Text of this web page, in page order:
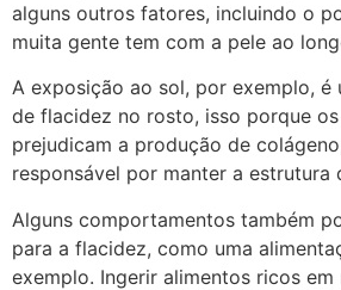
alguns outros fatores, incluindo o
muita gente tem com a pele ao
A exposição ao sol, por exemplo, é
de flacidez no rosto, isso porque
prejudicam a produção de
responsável por manter a estrutura
Alguns comportamentos também
para a flacidez, como uma
exemplo. Ingerir alimentos ricos em